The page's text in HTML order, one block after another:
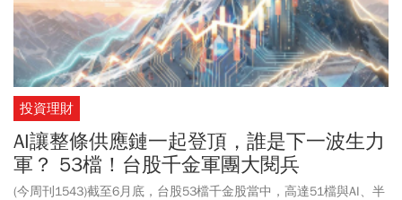
投資理財
AI讓整條供應鏈一起登頂，誰是下一波生力
軍？ 53檔！台股千金軍團大閱兵
(今周刊1543)截至6月底，台股53檔千金股當中，高達51檔與AI、半